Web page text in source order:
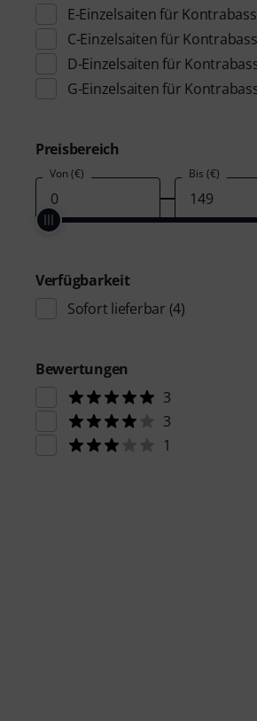
E-Einzelsaiten für Kontrabass
C-Einzelsaiten für Kontrabass
D-Einzelsaiten für
G-Einzelsaiten für
Preisbereich
Von (€) Bis (€)
Verfügbarkeit
Sofort lieferbar (4)
Bewertungen
3
3
1